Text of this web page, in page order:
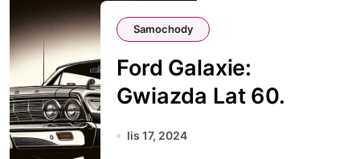
Samochody
Ford Galaxie:
Gwiazda Lat 60.
lis 17, 2024